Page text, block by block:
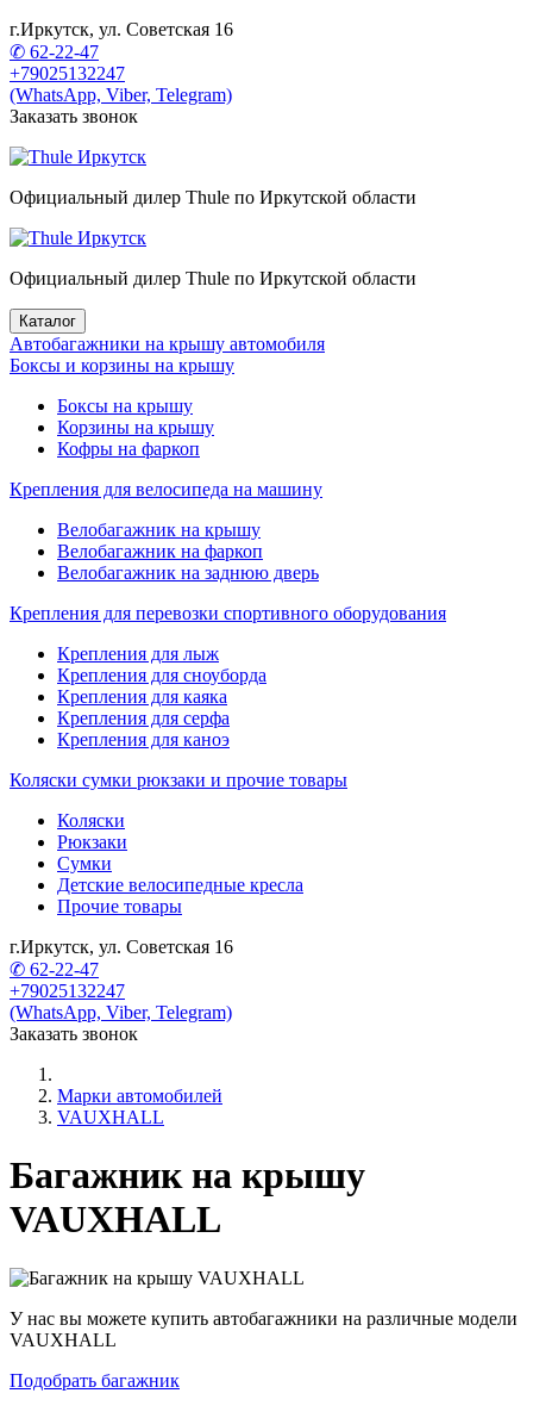
г.Иркутск, ул. Советская 16
✆ 62-22-47
+79025132247
(WhatsApp, Viber, Telegram)
Заказать звонок
Официальный дилер Thule по Иркутской области
Официальный дилер Thule по Иркутской области
Каталог
Автобагажники на крышу автомобиля
Боксы и корзины на крышу
Боксы на крышу
Корзины на крышу
Кофры на фаркоп
Крепления для велосипеда на машину
Велобагажник на крышу
Велобагажник на фаркоп
Велобагажник на заднюю дверь
Крепления для перевозки спортивного оборудования
Крепления для лыж
Крепления для сноуборда
Крепления для каяка
Крепления для серфа
Крепления для каноэ
Коляски сумки рюкзаки и прочие товары
Коляски
Рюкзаки
Сумки
Детские велосипедные кресла
Прочие товары
г.Иркутск, ул. Советская 16
✆ 62-22-47
+79025132247
(WhatsApp, Viber, Telegram)
Заказать звонок
Марки автомобилей
VAUXHALL
Багажник на крышу
VAUXHALL
У нас вы можете купить автобагажники на различные модели
VAUXHALL
Подобрать багажник